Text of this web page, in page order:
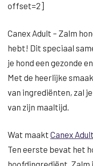
offset=2]
Canex Adult – Zalm
hebt! Dit speciaal
je hond een gezonde
Met de heerlijke
van ingrediënten, zal
van zijn maaltijd.
Wat maakt Canex
Ten eerste bevat het
hoofdingrediënt. Zalm